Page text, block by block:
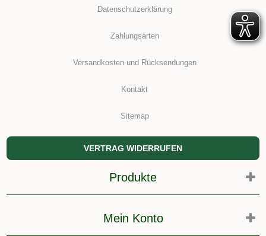
Datenschutzerklärung
Zahlungsarten
Versandkosten und Rücksendungen
Kontakt
Sitemap
VERTRAG WIDERRUFEN
Produkte
Mein Konto